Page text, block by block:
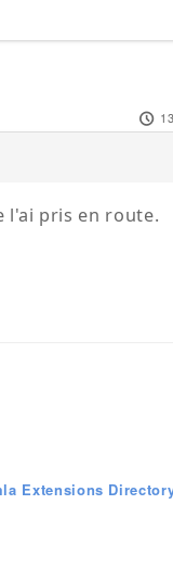
l'ai pris en route.
Extensions